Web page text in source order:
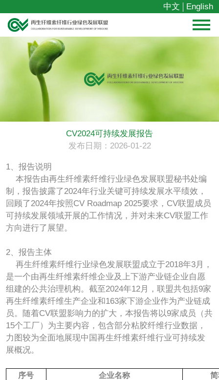
English
中文
CV2024可持续发展报告
发布日期：2026-01-22
1、报告说明
本报告由再生纤维素纤维行业绿色发展联盟秘书处编
制，报告披露了2024年行业关键可持续发展水平绩效，
回顾了2024年按照CV Roadmap 2025要求，CV联盟成员
可持续发展领域开展的工作情况，并对未来CV联盟工作
方向进行了展望。
2、报告主体
再生纤维素纤维行业绿色发展联盟成立于2018年3月，
是一个由再生纤维素纤维企业及上下游产业链企业自愿
组建的公共治理机构。截至2024年12月，联盟共包括9家
再生纤维素纤维生产企业和163家下游企业作为产业链成
员。随着CV联盟影响力的扩大，本报告将以9家成员（共
15个工厂）为主要内容，包含部分粘胶纤维行业数据，
力图较为全面地展现中国再生纤维素纤维行业可持续发
展概况。
序号 企业名称